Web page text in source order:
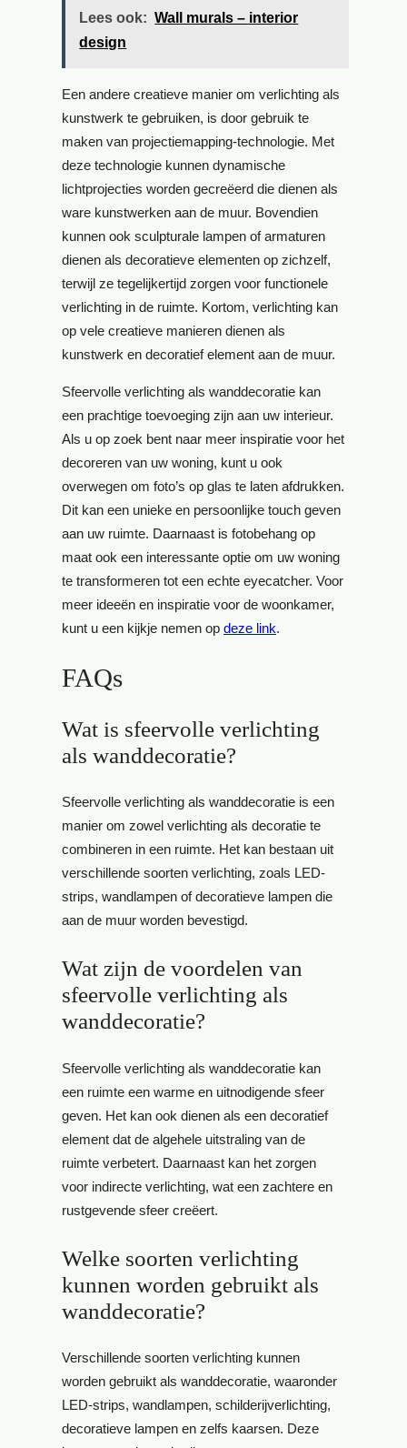
Lees ook: Wall murals – interior
design
Een andere creatieve manier om verlichting als
kunstwerk te gebruiken, is door gebruik te
maken van projectiemapping-technologie. Met
deze technologie kunnen dynamische
lichtprojecties worden gecreëerd die dienen als
ware kunstwerken aan de muur. Bovendien
kunnen ook sculpturale lampen of armaturen
dienen als decoratieve elementen op zichzelf,
terwijl ze tegelijkertijd zorgen voor functionele
verlichting in de ruimte. Kortom, verlichting kan
op vele creatieve manieren dienen als
kunstwerk en decoratief element aan de muur.
Sfeervolle verlichting als wanddecoratie kan
een prachtige toevoeging zijn aan uw interieur.
Als u op zoek bent naar meer inspiratie voor het
decoreren van uw woning, kunt u ook
overwegen om foto’s op glas te laten afdrukken.
Dit kan een unieke en persoonlijke touch geven
aan uw ruimte. Daarnaast is fotobehang op
maat ook een interessante optie om uw woning
te transformeren tot een echte eyecatcher. Voor
meer ideeën en inspiratie voor de woonkamer,
kunt u een kijkje nemen op deze link.
FAQs
Wat is sfeervolle verlichting
als wanddecoratie?
Sfeervolle verlichting als wanddecoratie is een
manier om zowel verlichting als decoratie te
combineren in een ruimte. Het kan bestaan uit
verschillende soorten verlichting, zoals LED-
strips, wandlampen of decoratieve lampen die
aan de muur worden bevestigd.
Wat zijn de voordelen van
sfeervolle verlichting als
wanddecoratie?
Sfeervolle verlichting als wanddecoratie kan
een ruimte een warme en uitnodigende sfeer
geven. Het kan ook dienen als een decoratief
element dat de algehele uitstraling van de
ruimte verbetert. Daarnaast kan het zorgen
voor indirecte verlichting, wat een zachtere en
rustgevende sfeer creëert.
Welke soorten verlichting
kunnen worden gebruikt als
wanddecoratie?
Verschillende soorten verlichting kunnen
worden gebruikt als wanddecoratie, waaronder
LED-strips, wandlampen, schilderijverlichting,
decoratieve lampen en zelfs kaarsen. Deze